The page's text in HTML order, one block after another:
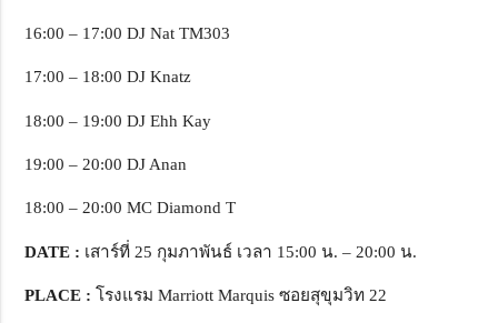
16:00 – 17:00 DJ Nat TM303
17:00 – 18:00 DJ Knatz
18:00 – 19:00 DJ Ehh Kay
19:00 – 20:00 DJ Anan
18:00 – 20:00 MC Diamond T
DATE : เสาร์ที่ 25 กุมภาพันธ์ เวลา 15:00 น. – 20:00 น.
PLACE : โรงแรม Marriott Marquis ซอยสุขุมวิท 22